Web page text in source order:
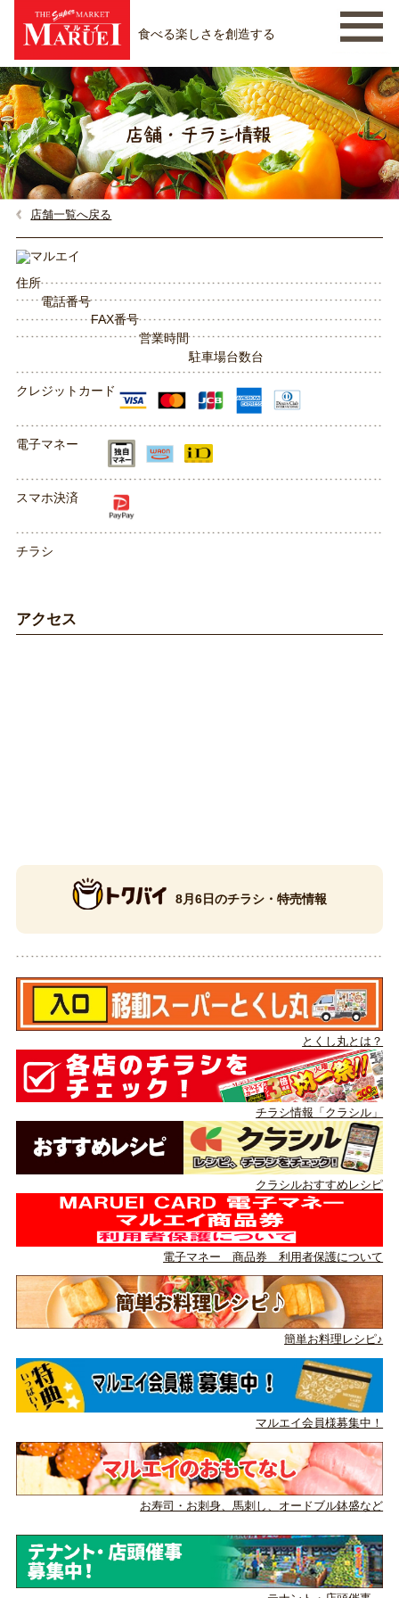
食べる楽しさを創造する
店舗一覧へ戻る
住所
電話番号
FAX番号
営業時間
駐車場台数台
クレジットカード
電子マネー
スマホ決済
チラシ
アクセス
8月6日のチラシ・特売情報
とくし丸とは？
チラシ情報「クラシル」
クラシルおすすめレシピ
電子マネー 商品券 利用者保護について
簡単お料理レシピ♪
マルエイ会員様募集中！
お寿司・お刺身、馬刺し、 オードブル鉢盛など